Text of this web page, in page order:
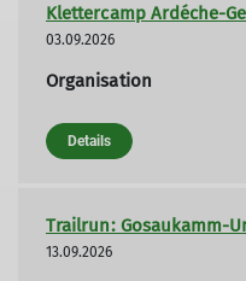
Klettercamp Ardéche-
03.09.2026
Organisation
Details
Trailrun: Gosaukamm-
13.09.2026